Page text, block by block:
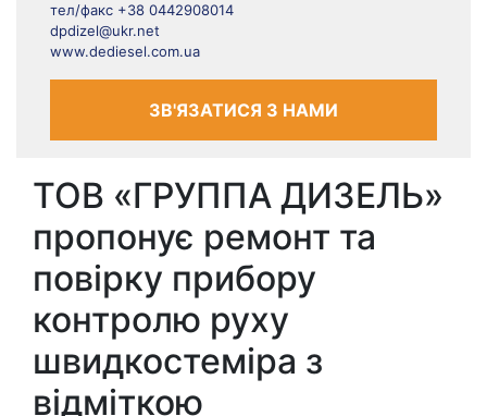
тел/факс +38 0442908014
dpdizel@ukr.net
www.dediesel.com.ua
ЗВ'ЯЗАТИСЯ З НАМИ
ТОВ «ГРУППА ДИЗЕЛЬ»
пропонує ремонт та
повірку прибору
контролю руху
швидкостеміра з
відміткою